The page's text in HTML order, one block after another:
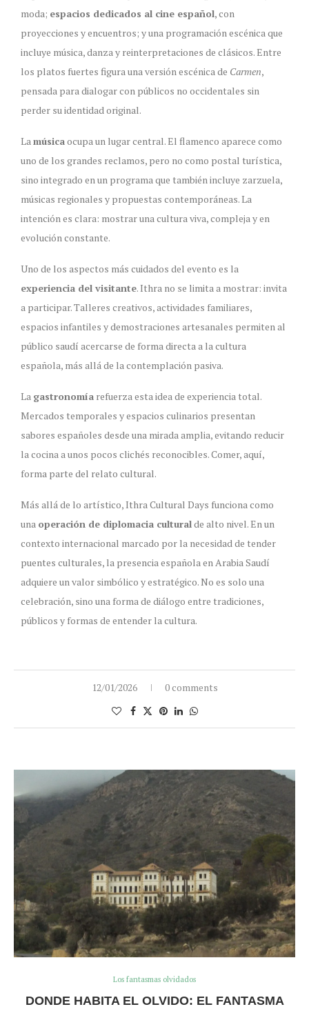
moda; espacios dedicados al cine español, con
proyecciones y encuentros; y una programación escénica que
incluye música, danza y reinterpretaciones de clásicos. Entre
los platos fuertes figura una versión escénica de Carmen,
pensada para dialogar con públicos no occidentales sin
perder su identidad original.
Lamúsicaocupa un lugar central. El flamenco aparece como
uno de los grandes reclamos, pero no como postal turística,
sino integrado en un programa que también incluye zarzuela,
músicas regionales y propuestas contemporáneas. La
intención es clara: mostrar una cultura viva, compleja y en
evolución constante.
Uno de los aspectos más cuidados del evento es la
experiencia del visitante. Ithra no se limita a mostrar: invita
a participar. Talleres creativos, actividades familiares,
espacios infantiles y demostraciones artesanales permiten al
público saudí acercarse de forma directa a la cultura
española, más allá de la contemplación pasiva.
La gastronomía refuerza esta idea de experiencia total.
Mercados temporales y espacios culinarios presentan
sabores españoles desde una mirada amplia, evitando reducir
la cocina a unos pocos clichés reconocibles. Comer, aquí,
forma parte del relato cultural.
Más allá de lo artístico, Ithra Cultural Days funciona como
una operación de diplomacia culturalde alto nivel. En un
contexto internacional marcado por la necesidad de tender
puentes culturales, la presencia española en Arabia Saudí
adquiere un valor simbólico y estratégico. No es solo una
celebración, sino una forma de diálogo entre tradiciones,
públicos y formas de entender la cultura.
12/01/2026 0 comments
Los fantasmas olvidados
DONDE HABITA EL OLVIDO: EL FANTASMA